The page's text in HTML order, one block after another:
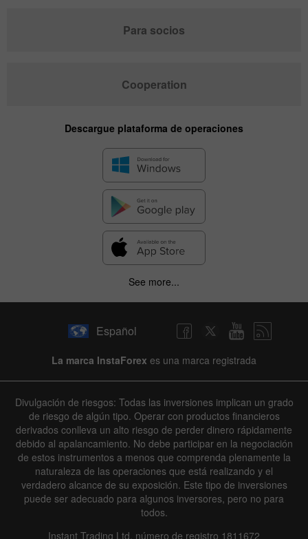
Para socios
Cooperation
Descargue plataforma de operaciones
See more...
Español
La marca InstaForex es una marca registrada
Divulgación de riesgos: Todas las inversiones implican un grado
de riesgo de algún tipo. Operar con productos financieros
derivados conlleva un alto riesgo de perder dinero rápidamente
debido al apalancamiento. No debe participar en la negociación
de estos instrumentos a menos que comprenda plenamente la
naturaleza de las operaciones que está realizando y el
verdadero alcance de su exposición. Este tipo de inversiones
puede ser adecuado para algunos inversores, pero no para
todos.
Instant Trading Ltd, número de registro 1811672